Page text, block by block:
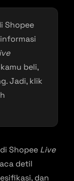
Shopee
beli,
Jadi, klik
Shopee Live
detil
dan